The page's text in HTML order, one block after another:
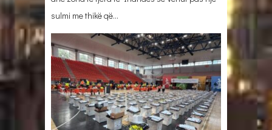
sulmi me thikë që…